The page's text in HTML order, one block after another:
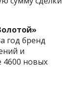
год бренд
и
новых